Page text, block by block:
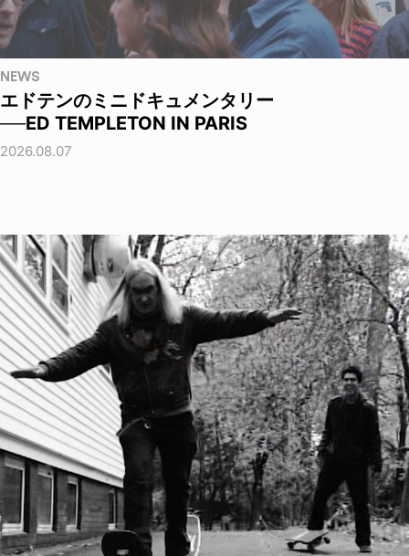
NEWS
エドテンのミニドキュメンタリー
──ED TEMPLETON IN PARIS
2026.08.07